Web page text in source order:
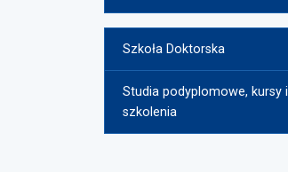
Szkoła Doktorska
Studia podyplomowe, kursy i
szkolenia